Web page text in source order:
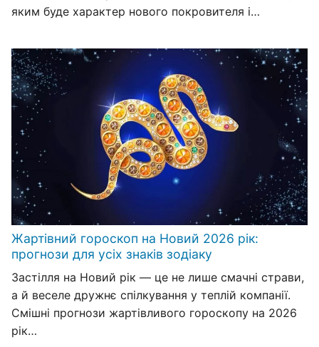
яким буде характер нового покровителя і…
Жартівний гороскоп на Новий 2026 рік:
прогнози для усіх знаків зодіаку
Застілля на Новий рік — це не лише смачні страви,
а й веселе дружнє спілкування у теплій компанії.
Смішні прогнози жартівливого гороскопу на 2026
рік…